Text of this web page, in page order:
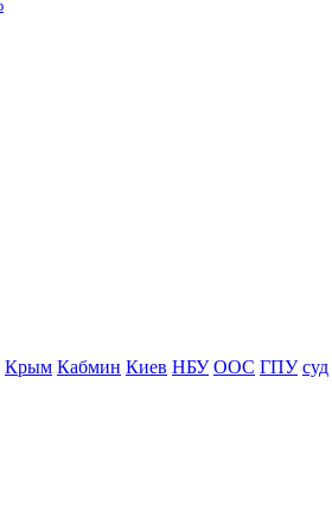
Крым Кабмин Киев НБУ ООС ГПУ суд